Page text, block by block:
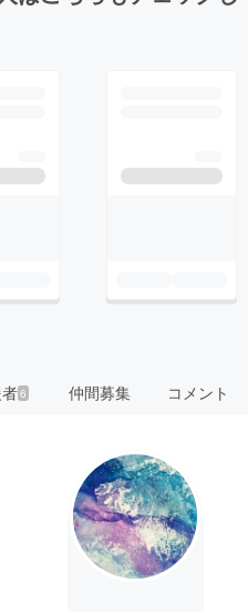
6 仲間募集 コメント